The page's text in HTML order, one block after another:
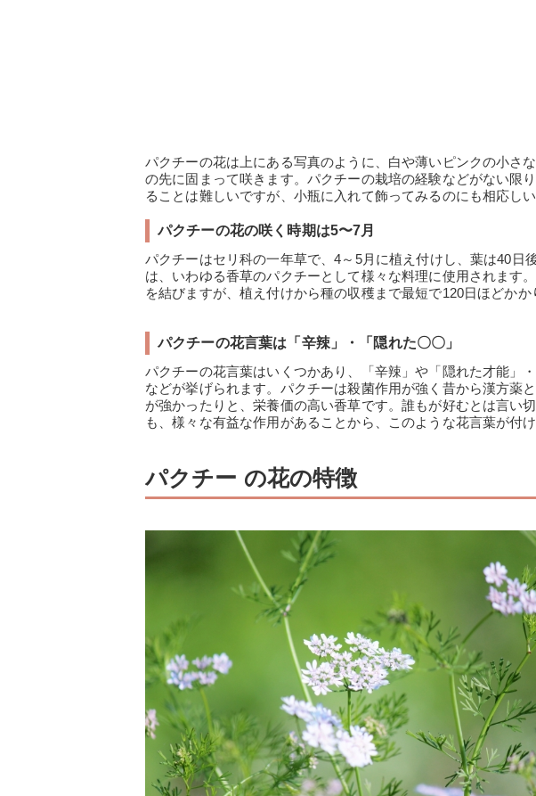
パクチーの花は上にある写真のように、白や薄いピンクの小さ
の先に固まって咲きます。パクチーの栽培の経験などがない限
ることは難しいですが、小瓶に入れて飾ってみるのにも相応しい
パクチーの花の咲く時期は5〜7月
パクチーはセリ科の一年草で、4～5月に植え付けし、葉は40日
は、いわゆる香草のパクチーとして様々な料理に使用されます
を結びますが、植え付けから種の収穫まで最短で120日ほどかか
パクチーの花言葉は「辛辣」・「隠れた〇〇」
パクチーの花言葉はいくつかあり、「辛辣」や「隠れた才能」
などが挙げられます。パクチーは殺菌作用が強く昔から漢方薬
が強かったりと、栄養価の高い香草です。誰もが好むとは言い
も、様々な有益な作用があることから、このような花言葉が付け
パクチー の花の特徴